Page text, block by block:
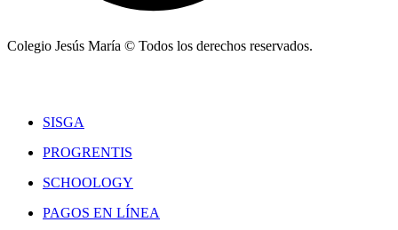
Colegio Jesús María © Todos los derechos reservados.
SISGA
PROGRENTIS
SCHOOLOGY
PAGOS EN LÍNEA